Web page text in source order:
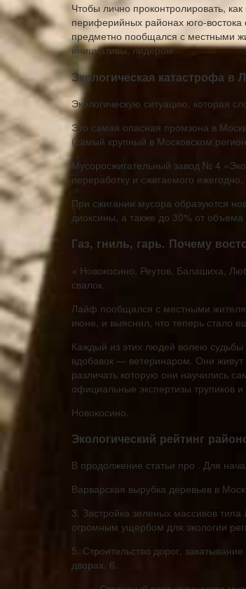
Чтобы лично проконтролировать,
периферийных районах юго-
предметно пообщался с местными
инициативы, лидером
Экологическая катастрофа в
Экологическую ситуацию, которая
Это самая опасная промзона в
(самый крупный в Московском
Мусоросжигательный завод № 4
переработку и сжигаемого
При сжигании мусора образуются
диоксины, а также до 30% от
Газ, гниль, гарь. Почему
× Новокосино, Реутов, Балашиха,
свалок.
Лайф пообщался с местными
июне, и выяснил, что теперь стало
Каждый из этих людей волею
вдобавок — ветеринаром. Они живут
различать которую они научились
официальные экспертизы трупиков
Новокосино.
Экологический рейтинг
В продолжение статьи про . Для
Варварская вырубка деревьев в
3. Застройка зеленых массивов
огромным ущербом для экологии
5. Строительство дорог,
дворах. 6.